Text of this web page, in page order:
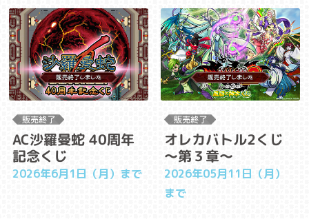
AC沙羅曼蛇 40周年
記念くじ
2026年6月1日（月）まで
オレカバトル2くじ
～第３章～
2026年05月11日（月）
まで